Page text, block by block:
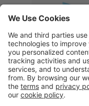
Memphis